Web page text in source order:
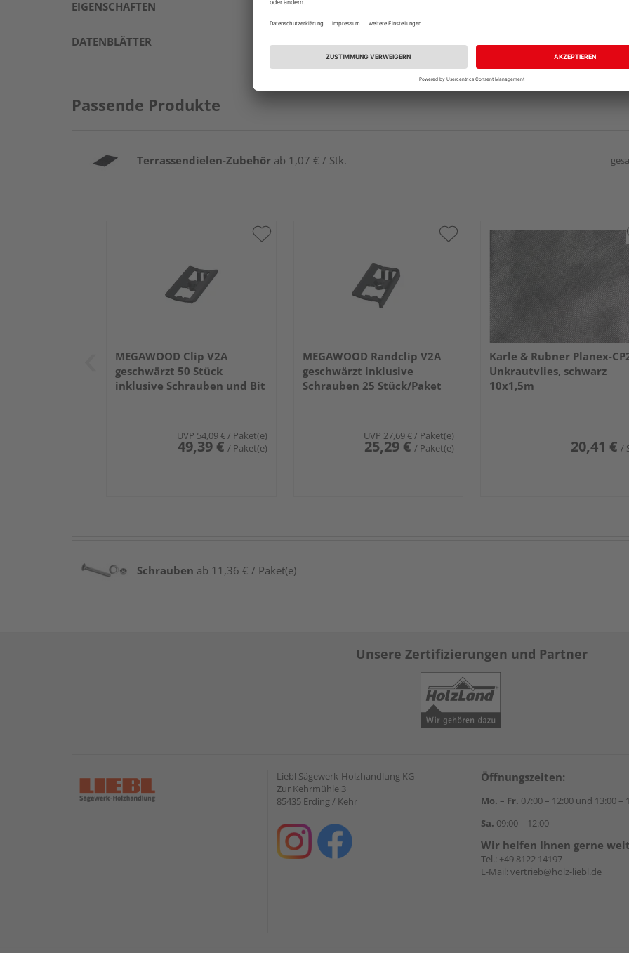
EIGENSCHAFTEN
DATENBLÄTTER
Passende Produkte
Terrassendielen-Zubehör ab 1,07 € / Stk.
MEGAWOOD Clip V2A
geschwärzt 50 Stück
inklusive Schrauben und Bit
UVP 54,09 €/ Paket(e)
49,39 € / Paket(e)
MEGAWOOD Randclip V2A
geschwärzt inklusive
Schrauben 25 Stück/Paket
UVP 27,69 €/ Paket(e)
25,29 € / Paket(e)
Karle & Rubner Planex-
Unkrautvlies, schwarz
10x1,5m
20,41 € /
Schrauben ab 11,36 € / Paket(e)
Unsere Zertifizierungen und Partner
Liebl Sägewerk-Holzhandlung KG
Zur Kehrmühle 3
85435 Erding / Kehr
Öffnungszeiten:
Mo. – Fr. 07:00 – 12:00 und 13:00 –
Sa. 09:00 – 12:00
Wir helfen Ihnen gerne
Tel.: +49 8122 14197
E-Mail: vertrieb@holz-liebl.de